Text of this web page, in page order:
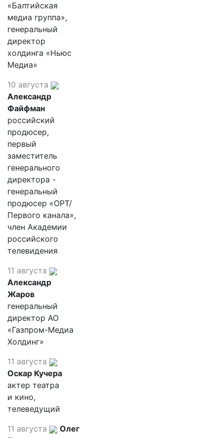
«Балтийская
медиа группа»,
генеральный
директор
холдинга «Ньюс
Медиа»
10 августа
Александр
Файфман
российский
продюсер,
первый
заместитель
генерального
директора -
генеральный
продюсер «ОРТ/
Первого канала»,
член Академии
российского
телевидения
11 августа
Александр
Жаров
генеральный
директор АО
«Газпром-Медиа
Холдинг»
11 августа
Оскар Кучера
актер театра
и кино,
телеведущий
11 августа
Олег